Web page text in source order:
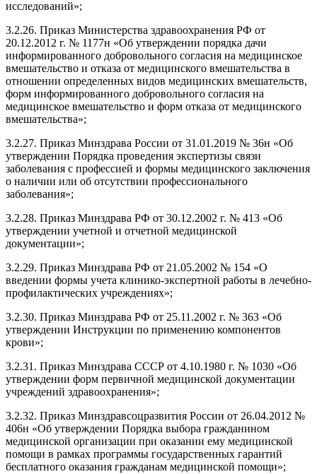
исследований»;
3.2.26. Приказ Министерства здравоохранения РФ от
20.12.2012 г. № 1177н «Об утверждении порядка дачи
информированного добровольного согласия на медицинское
вмешательство и отказа от медицинского вмешательства в
отношении определенных видов медицинских вмешательств,
форм информированного добровольного согласия на
медицинское вмешательство и форм отказа от медицинского
вмешательства»;
3.2.27. Приказ Минздрава России от 31.01.2019 № 36н «Об
утверждении Порядка проведения экспертизы связи
заболевания с профессией и формы медицинского заключения
о наличии или об отсутствии профессионального
заболевания»;
3.2.28. Приказ Минздрава РФ от 30.12.2002 г. № 413 «Об
утверждении учетной и отчетной медицинской
документации»;
3.2.29. Приказ Минздрава РФ от 21.05.2002 № 154 «О
введении формы учета клинико-экспертной работы в лечебно-
профилактических учреждениях»;
3.2.30. Приказ Минздрава РФ от 25.11.2002 г. № 363 «Об
утверждении Инструкции по применению компонентов
крови»;
3.2.31. Приказ Минздрава СССР от 4.10.1980 г. № 1030 «Об
утверждении форм первичной медицинской документации
учреждений здравоохранения»;
3.2.32. Приказ Минздравсоцразвития России от 26.04.2012 №
406н «Об утверждении Порядка выбора гражданином
медицинской организации при оказании ему медицинской
помощи в рамках программы государственных гарантий
бесплатного оказания гражданам медицинской помощи»;